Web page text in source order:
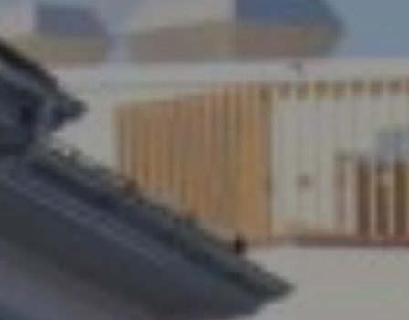
Opiskele kokiksi, kondiittoriksi tai
hotellinjohtajaksi huippukouluissa
Sveitsissä!
Autamme sinua kaikissa käytännön asioissa aina
kouluun saapumiseen asti.
Ota yhteyttä nyt!